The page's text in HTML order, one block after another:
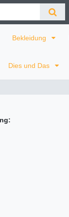
Bekleidung
Dies und Das